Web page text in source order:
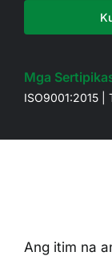
Mga
ISO9001:2015 |
Ang itim na